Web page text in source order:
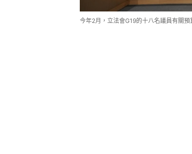
今年2月，立法會G19的十八名議員有關